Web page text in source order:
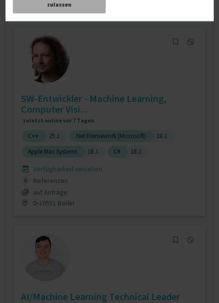
zulassen
D-74405 Gaildorf
SW-Entwickler - Machine Learning,
Computer Visi...
zuletzt online vor 7 Tagen
C++ 25 J. .Net Framework (Microsoft)
18 J.
Apple Mac Systems
18 J. C# 18 J.
Verfügbarkeit einsehen
0
Referenzen
auf Anfrage
D-10551 Berlin
AI/Machine Learning Technical Leader